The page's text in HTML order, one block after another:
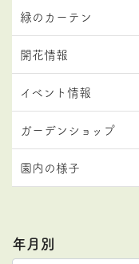
緑のカーテン
開花情報
イベント情報
ガーデンショップ
園内の様子
年月別